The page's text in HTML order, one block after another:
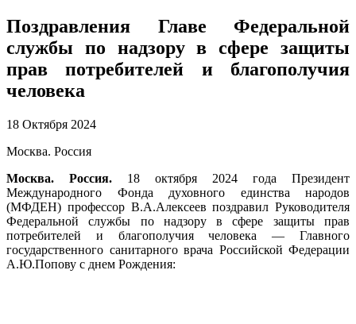
Поздравления Главе Федеральной
службы по надзору в сфере защиты
прав потребителей и благополучия
человека
18 Октября 2024
Москва. Россия
Москва. Россия. 18 октября 2024 года Президент
Международного Фонда духовного единства народов
(МФДЕН) профессор В.А.Алексеев поздравил Руководителя
Федеральной службы по надзору в сфере защиты прав
потребителей и благополучия человека — Главного
государственного санитарного врача Российской Федерации
А.Ю.Попову с днем Рождения: